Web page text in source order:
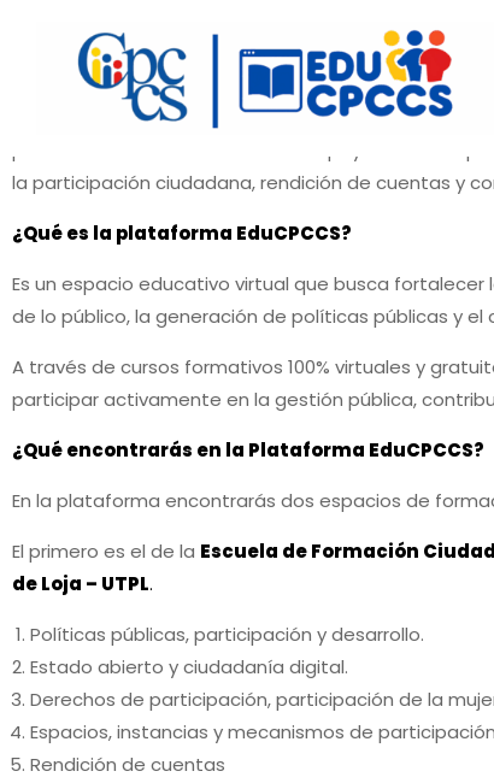
PLATAFORMA EDUCATIVA DE FORMACIÓN
La Plataforma Educativa de Formación Ciudadana
Compromiso No. 3 del Segundo Plan de Acción de
la participación ciudadana, rendición de cuentas y
¿Qué es la plataforma EduCPCCS?
Es un espacio educativo virtual que busca
de lo público, la generación de políticas públicas y el
A través de cursos formativos 100% virtuales y
participar activamente en la gestión pública,
¿Qué encontrarás en la Plataforma EduCPCCS?
En la plataforma encontrarás dos espacios de
El primero es el de la Escuela de Formación
de Loja – UTPL.
Políticas públicas, participación y desarrollo.
Estado abierto y ciudadanía digital.
Derechos de participación, participación de la
Espacios, instancias y mecanismos de
Rendición de cuentas